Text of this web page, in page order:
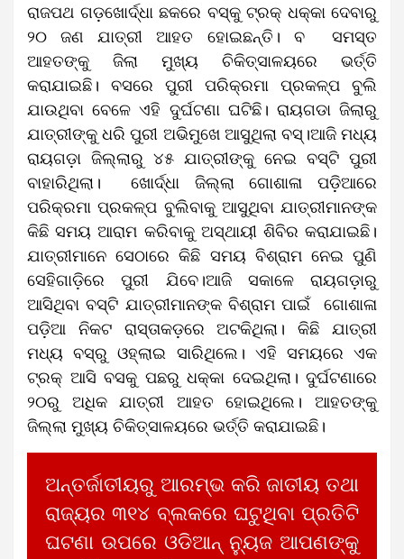
ରାଜପଥ ଗଡ଼ଖୋର୍ଦ୍ଧା ଛକରେ ବସ୍‌କୁ ଟ୍ରକ୍‌ ଧକ୍କା ଦେବାରୁ
୨୦ ଜଣ ଯାତ୍ରୀ ଆହତ ହୋଇଛନ୍ତି। ବ ସମସ୍ତ
ଆହତଙ୍କୁ ଜିଲା ମୁଖ୍ୟ ଚିକିତ୍ସାଳୟରେ ଭର୍ତ୍ତି
କରାଯାଇଛି। ବସରେ ପୁରୀ ପରିକ୍ରମା ପ୍ରକଳ୍ପ ବୁଲି
ଯାଉଥିବା ବେଳେ ଏହି ଦୁର୍ଘଟଣା ଘଟିଛି। ରାୟଗଡା ଜିଲାରୁ
ଯାତ୍ରୀଙ୍କୁ ଧରି ପୁରୀ ଅଭିମୁଖେ ଆସୁଥିଲା ବସ୍‍।ଆଜି ମଧ୍ୟ
ରାୟଗଡ଼ା ଜିଲ୍ଲାରୁ ୪୫ ଯାତ୍ରୀଙ୍କୁ ନେଇ ବସ୍‌ଟି ପୁରୀ
ବାହାରିଥିଲା। ଖୋର୍ଦ୍ଧା ଜିଲ୍ଲା ଗୋଶାଳା ପଡ଼ିଆରେ
ପରିକ୍ରମା ପ୍ରକଳ୍ପ ବୁଲିବାକୁ ଆସୁଥିବା ଯାତ୍ରୀମାନଙ୍କ
କିଛି ସମୟ ଆରାମ କରିବାକୁ ଅସ୍ଥାୟୀ ଶିବିର କରାଯାଇଛି।
ଯାତ୍ରୀମାନେ ସେଠାରେ କିଛି ସମୟ ବିଶ୍ରାମ ନେଇ ପୁଣି
ସେହିଗାଡ଼ିରେ ପୁରୀ ଯିବେ।ଆଜି ସକାଳେ ରାୟଗଡ଼ାରୁ
ଆସିଥିବା ବସ୍‌ଟି ଯାତ୍ରୀମାନଙ୍କ ବିଶ୍ରାମ ପାଇଁ ଗୋଶାଳା
ପଡ଼ିଆ ନିକଟ ରାସ୍ତାକଡ଼ରେ ଅଟକିଥିଲା। କିଛି ଯାତ୍ରୀ
ମଧ୍ୟ ବସ୍‌ରୁ ଓହ୍ଲାଇ ସାରିଥିଲେ। ଏହି ସମୟରେ ଏକ
ଟ୍ରକ୍ ଆସି ବସକୁ ପଛରୁ ଧକ୍କା ଦେଇଥିଲା। ଦୁର୍ଘଟଣାରେ
୨୦ରୁ ଅଧିକ ଯାତ୍ରୀ ଆହତ ହୋଇଥିଲେ। ଆହତଙ୍କୁ
ଜିଲ୍ଲା ମୁଖ୍ୟ ଚିକିତ୍ସାଳୟରେ ଭର୍ତ୍ତି କରାଯାଇଛି।
ଅନ୍ତର୍ଜାତୀୟରୁ ଆରମ୍ଭ କରି ଜାତୀୟ ତଥା
ରାଜ୍ୟର ୩୧୪ ବ୍ଲକରେ ଘଟୁଥିବା ପ୍ରତିଟି
ଘଟଣା ଉପରେ ଓଡିଆନ୍ ନ୍ୟୁଜ ଆପଣଙ୍କୁ